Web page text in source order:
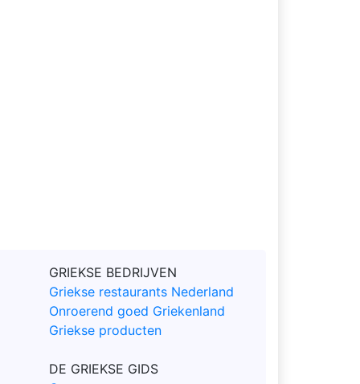
GRIEKSE BEDRIJVEN
Griekse restaurants Nederland
Onroerend goed Griekenland
Griekse producten
DE GRIEKSE GIDS